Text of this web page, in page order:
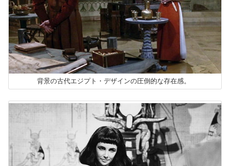
背景の古代エジプト・デザインの圧倒的な存在感。